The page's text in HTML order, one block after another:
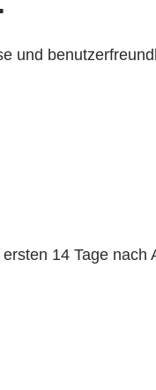
und
14 Tage nach